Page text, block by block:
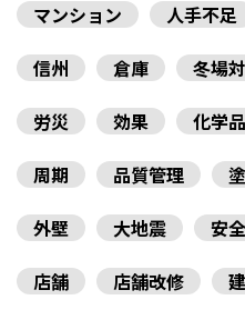
マンション
人手不足
信州
倉庫 冬場
労災
効果 化学品
周期
品質管理
外壁
大地震 安
店舗
店舗改修